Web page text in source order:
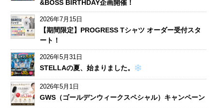
&BOSS BIRTHDAY企画開催！
2026年7月15日
【期間限定】PROGRESS Tシャツ オーダー受付スタ
ート！
2026年5月31日
STELLAの夏、始まりました。
2026年5月1日
GWS（ゴールデンウィークスペシャル）キャンペーン